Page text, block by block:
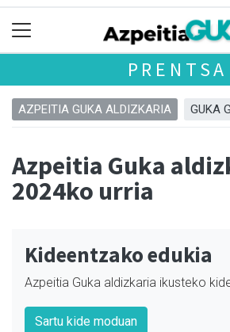
PRENTSA
AZPEITIA GUKA ALDIZKARIA GUKA
Azpeitia Guka
2024ko urria
Kideentzako edukia
Azpeitia Guka aldizkaria ikusteko
Sartu kide moduan